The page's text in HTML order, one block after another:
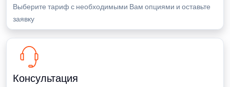
Выберите тариф с необходимыми Вам опциями и оставьте
заявку
Консультация